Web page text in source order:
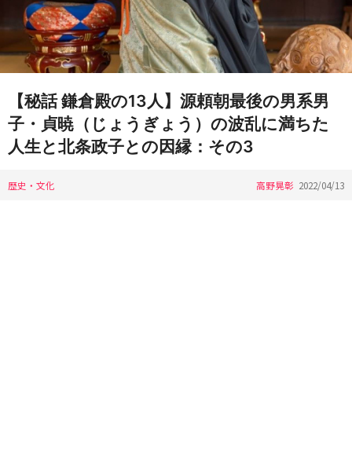
【秘話 鎌倉殿の13人】源頼朝最後の男系男
子・貞暁（じょうぎょう）の波乱に満ちた
人生と北条政子との因縁：その3
歴史・文化 高野晃彰 2022/04/13